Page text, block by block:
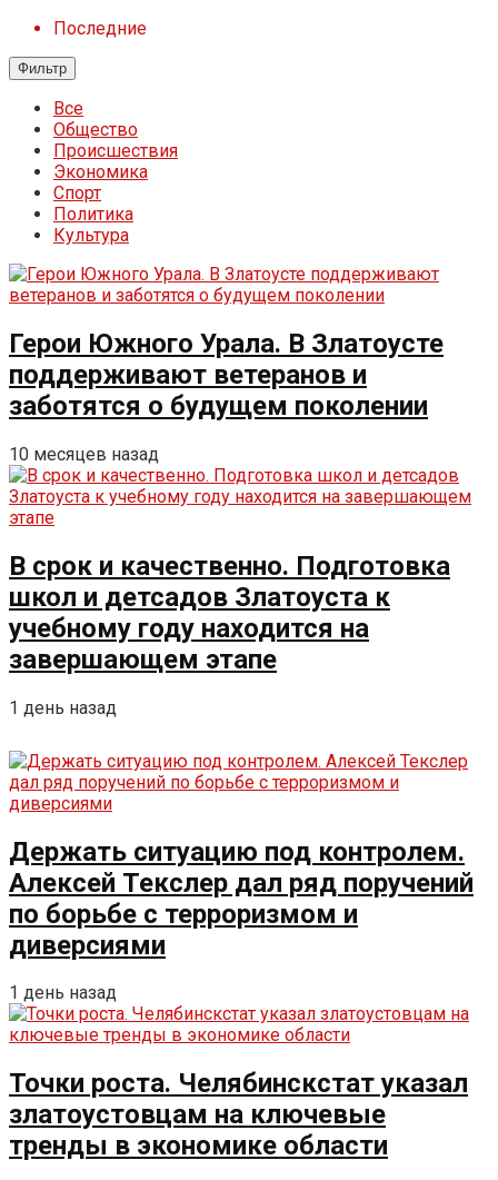
Последние
Фильтр
Все
Общество
Происшествия
Экономика
Спорт
Политика
Культура
Герои Южного Урала. В Златоусте
поддерживают ветеранов и
заботятся о будущем поколении
10 месяцев назад
В срок и качественно. Подготовка
школ и детсадов Златоуста к
учебному году находится на
завершающем этапе
1 день назад
Держать ситуацию под контролем.
Алексей Текслер дал ряд поручений
по борьбе с терроризмом и
диверсиями
1 день назад
Точки роста. Челябинскстат указал
златоустовцам на ключевые
тренды в экономике области